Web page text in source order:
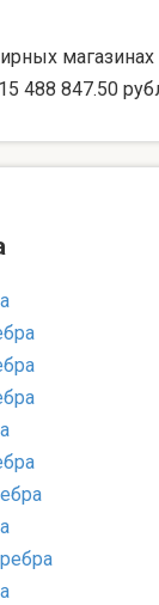
488 847.50